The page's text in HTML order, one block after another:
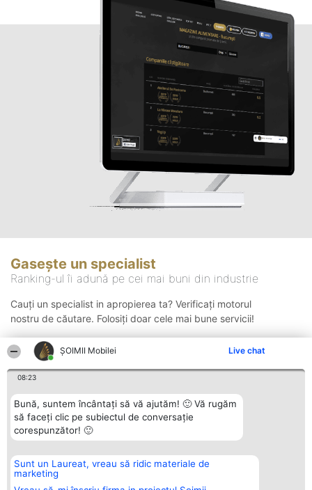
ȘOIMII Mobilei Live chat
08:23
Bună, suntem încântați să vă ajutăm! 🙂 Vă rugăm
să faceți clic pe subiectul de conversație
corespunzător! 🙂
Sunt un Laureat, vreau să ridic materiale de
marketing
Gasește un specialist
Ranking-ul îi adună pe cei mai buni din industrie
Cauți un specialist in apropierea ta? Verificați motorul
nostru de căutare. Folosiți doar cele mai bune servicii!
Organizator Ranking
BRIGHT SOLUTIONS BR SRL
Aleea Timisul De Sus 2 Bl. A30
Plebiscyt
Lista Tuturor
Contact